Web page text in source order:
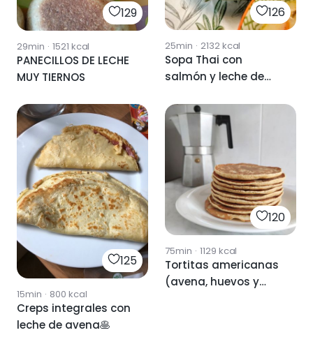
129
29min · 1521 kcal
PANECILLOS DE LECHE
MUY TIERNOS
126
25min · 2132kcal
Sopa Thai con
salmón y leche de
125
15min · 800 kcal
Creps integrales con
leche de avena🥞
120
75min · 1129 kcal
Tortitas americanas
(avena, huevos y